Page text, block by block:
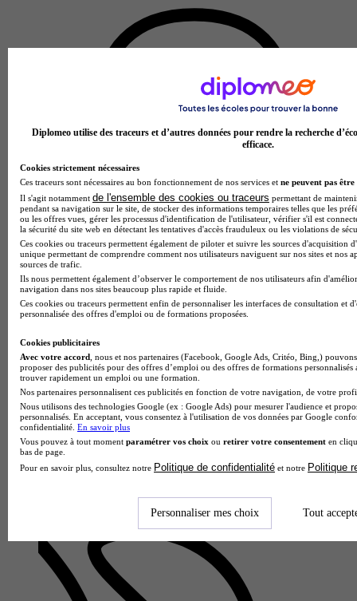
École partenaire
BTS - Services et Prestations des Secteurs Sanitaire et Social
(SP3S)
Paris 10e 75010
Alternance possible
Le Brevet de Technicien Supérieur Services et Prestations des
Secteurs Sanitaire et Social (SP3S) dispensé par Paris BTS
forme en deux ans des professionnels polyvalents du secteur
médic…
Diplomeo utilise des traceurs et d’autres données pour rendre la recherche
efficace.
Cookies strictement nécessaires
Ces traceurs sont nécessaires au bon fonctionnement de nos services et ne peuvent pas être
Il s'agit notamment de l'ensemble des cookies ou traceurs permettant de
pendant sa navigation sur le site, de stocker des informations temporaires telles que les
ou les offres vues, gérer les processus d'identification de l'utilisateur, vérifier s'il est
la sécurité du site web en détectant les tentatives d'accès frauduleux ou les violations de
Ces cookies ou traceurs permettent également de piloter et suivre les sources d'acquisition
unique permettant de comprendre comment nos utilisateurs naviguent sur nos sites et nos
sources de trafic.
Ils nous permettent également d’observer le comportement de nos utilisateurs afin
navigation dans nos sites beaucoup plus rapide et fluide.
Ces cookies ou traceurs permettent enfin de personnaliser les interfaces de consultation et
personnalisée des offres d'emploi ou de formations proposées.
Cookies publicitaires
Avec votre accord , nous et nos partenaires (Facebook, Google Ads, Critéo, Bing,)
proposer des publicités pour des offres d’emploi ou des offres de formations
trouver rapidement un emploi ou une formation.
Nos partenaires personnalisent ces publicités en fonction de votre navigation, de votre
Nous utilisons des technologies Google (ex : Google Ads) pour mesurer l'audience et
personnalisés. En acceptant, vous consentez à l'utilisation de vos données par Google
confidentialité. En savoir plus
Vous pouvez à tout moment paramétrer vos choix ou retirer votre consentement en
bas de page.
Pour en savoir plus, consultez notre Politique de confidentialité et notre Politique
Personnaliser mes choix Tout